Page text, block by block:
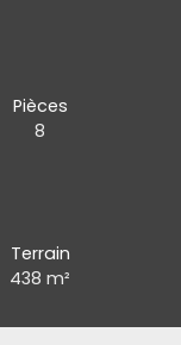
Pièces
8
Terrain
438m²